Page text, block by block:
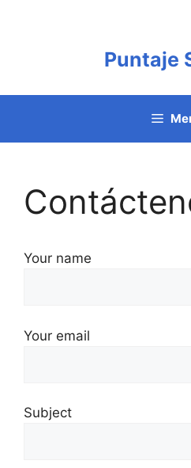
Puntaje
Your name
Your email
Subject